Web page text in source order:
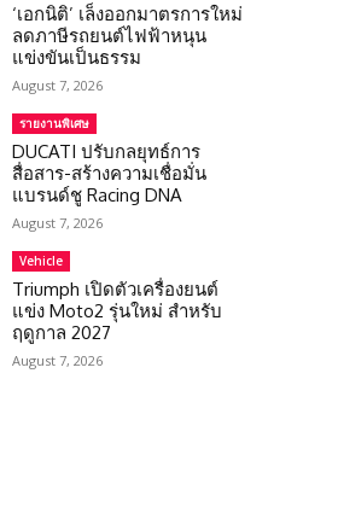
‘เอกนิติ’ เล็งออกมาตรการใหม่
ลดภาษีรถยนต์ไฟฟ้าหนุน
แข่งขันเป็นธรรม
August 7, 2026
รายงานพิเศษ
DUCATI ปรับกลยุทธ์การ
สื่อสาร-สร้างความเชื่อมั่น
แบรนด์ชู Racing DNA
August 7, 2026
Vehicle
Triumph เปิดตัวเครื่องยนต์
แข่ง Moto2 รุ่นใหม่ สำหรับ
ฤดูกาล 2027
August 7, 2026